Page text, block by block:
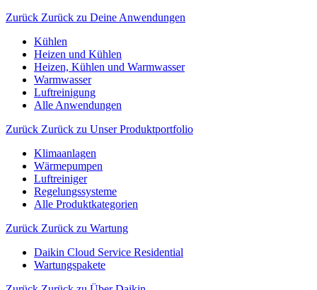
Zurück Zurück zu Deine Anwendungen
Kühlen
Heizen und Kühlen
Heizen, Kühlen und Warmwasser
Warmwasser
Luftreinigung
Alle Anwendungen
Zurück Zurück zu Unser Produktportfolio
Klimaanlagen
Wärmepumpen
Luftreiniger
Regelungssysteme
Alle Produktkategorien
Zurück Zurück zu Wartung
Daikin Cloud Service Residential
Wartungspakete